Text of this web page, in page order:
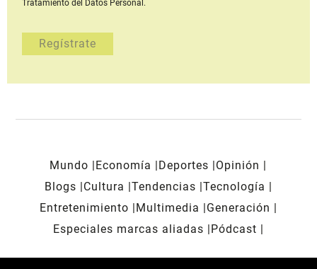
Tratamiento del Datos Personal.
Mundo Economía Deportes
Opinión
Blogs
Cultura Tendencias Tecnología
Entretenimiento
Multimedia
Generación
Especiales marcas aliadas
Pódcast